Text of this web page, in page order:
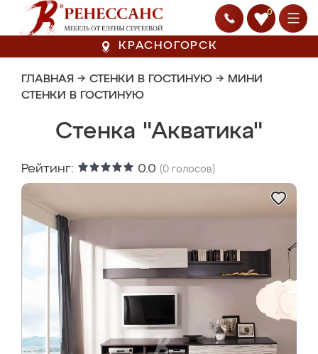
0
КРАСНОГОРСК
ГЛАВНАЯ → СТЕНКИ В ГОСТИНУЮ → МИНИ
СТЕНКИ В ГОСТИНУЮ
Стенка "Акватика"
Рейтинг: 0.0 (0 голосов)